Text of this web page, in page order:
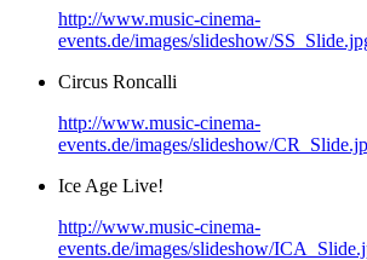
http://www.music-cinema-
events.de/images/slideshow/
Circus Roncalli
http://www.music-cinema-
events.de/images/slideshow/
Ice Age Live!
http://www.music-cinema-
events.de/images/slideshow/